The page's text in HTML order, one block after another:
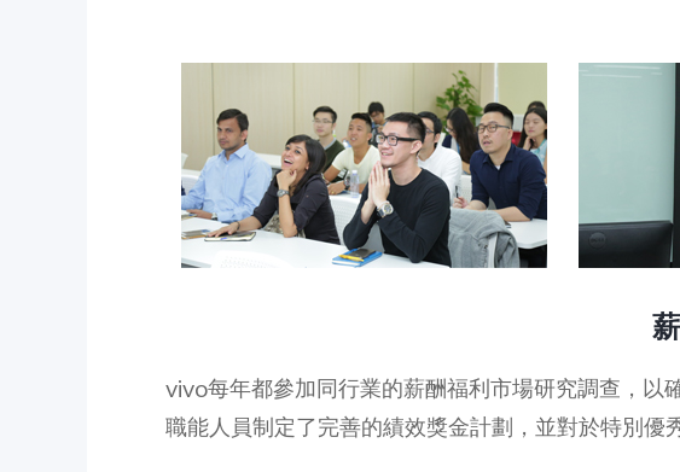
vivo每年都參加同行業的薪酬福利市場研究調查，
職能人員制定了完善的績效獎金計劃，並對於特別優